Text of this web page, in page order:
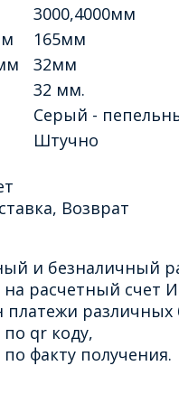
3000,4000мм
165мм
32мм
32 мм.
Серый -
Штучно
Возврат
и безналичный
на расчетный счет
платежи различных
по qr коду,
по факту получения.